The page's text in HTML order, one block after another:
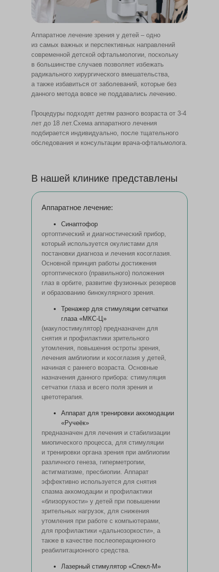
Аппаратное лечение зрения у детей – одно
из самых важных и перспективных направлений
современной детской офтальмологии, поскольку
в большинстве случаев позволяет избежать
радикального хирургического вмешательства,
а также избавиться от заболеваний, которые без
данного метода вовсе не поддавались лечению.
Процедуры подходят детям разного возраста от 3-4
лет до 18 лет.Схема аппаратного лечения
подбирается индивидуально, после тщательного
обследования и консультации врача-офтальмолога.
В нашей клинике представлены
Аппаратное лечение:
Синаптофор
ортоптический и диагностический прибор,
который используется окулистами для
постановки диагноза и лечения косоглазия.
Основной принцип работы достижения
ортоптического (правильного) положения
глаз в орбите, развитие фузионных резервов
и образованию бинокулярного зрения.
Тренажер для стимуляции сетчатки
глаза «МКС-Ц»
(макулостимулятор) предназначен для
снятия и профилактики зрительного
утомления, повышения остроты зрения,
лечения амблиопии и косоглазия у детей,
начиная с раннего возраста. Основные
назначения данного прибора: стимуляция
сетчатки глаза и всего поля зрения и
цветотерапия.
Аппарат для тренировки аккомодации
«Ручеёк»
предназначен для лечения и стабилизации
миопического процесса, для стимуляции
и тренировки органа зрения при амблиопии
различного генеза, гиперметропии,
астигматизме, пресбиопии. Аппарат
эффективно используется для снятия
спазма аккомодации и профилактики
«близорукости» у детей при повышении
зрительных нагрузок, для снижения
утомления при работе с компьютерами,
для профилактики «дальнозоркости», а
также в качестве послеоперационного
реабилитационного средства.
Лазерный стимулятор «Спекл-М»